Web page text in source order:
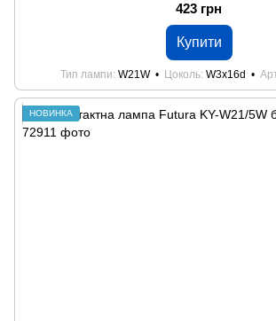
423 грн
Купити
Тип лампи W21W Цоколь W3x16d
НОВИНКА